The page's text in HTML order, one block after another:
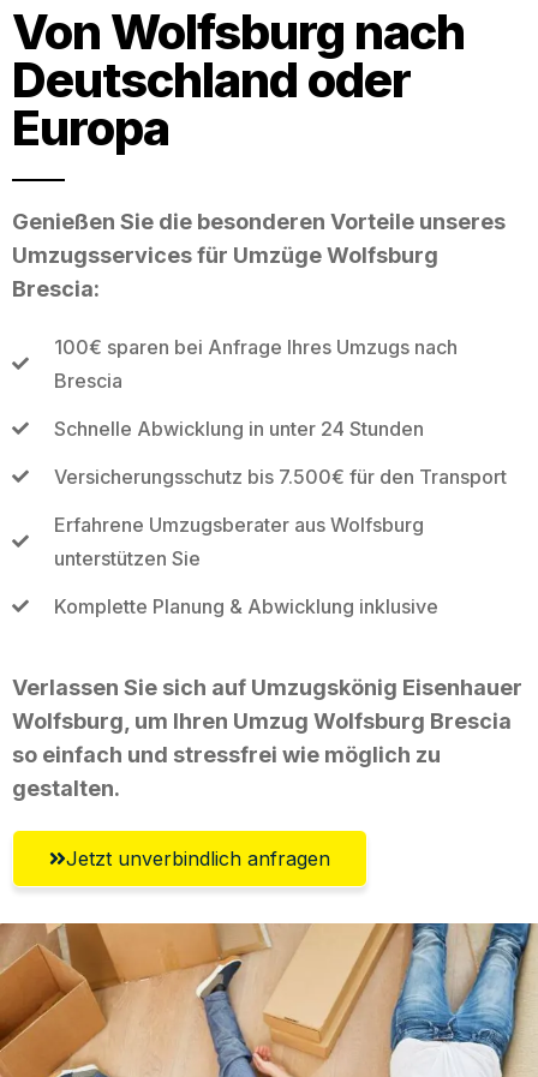
Von Wolfsburg nach
Deutschland oder
Europa
Genießen Sie die besonderen Vorteile unseres
Umzugsservices für Umzüge Wolfsburg
Brescia:
100€ sparen bei Anfrage Ihres Umzugs nach
Brescia
Schnelle Abwicklung in unter 24 Stunden
Versicherungsschutz bis 7.500€ für den Transport
Erfahrene Umzugsberater aus Wolfsburg
unterstützen Sie
Komplette Planung & Abwicklung inklusive
Verlassen Sie sich auf Umzugskönig Eisenhauer
Wolfsburg, um Ihren Umzug Wolfsburg Brescia
so einfach und stressfrei wie möglich zu
gestalten.
Jetzt unverbindlich anfragen